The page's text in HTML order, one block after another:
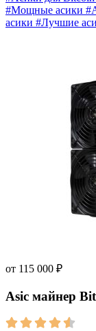
#Мощные асики
асики #Лучшие
от 115 000 ₽
Asic майнер